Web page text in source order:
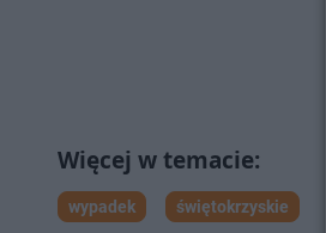
wypadek świętokrzyskie